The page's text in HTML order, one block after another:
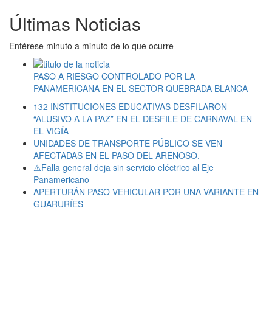
Últimas Noticias
Entérese minuto a minuto de lo que ocurre
PASO A RIESGO CONTROLADO POR LA
PANAMERICANA EN EL SECTOR QUEBRADA BLANCA
132 INSTITUCIONES EDUCATIVAS DESFILARON
“ALUSIVO A LA PAZ” EN EL DESFILE DE CARNAVAL EN
EL VIGÍA
UNIDADES DE TRANSPORTE PÚBLICO SE VEN
AFECTADAS EN EL PASO DEL ARENOSO.
⚠️Falla general deja sin servicio eléctrico al Eje
Panamericano
APERTURÁN PASO VEHICULAR POR UNA VARIANTE EN
GUARURÍES